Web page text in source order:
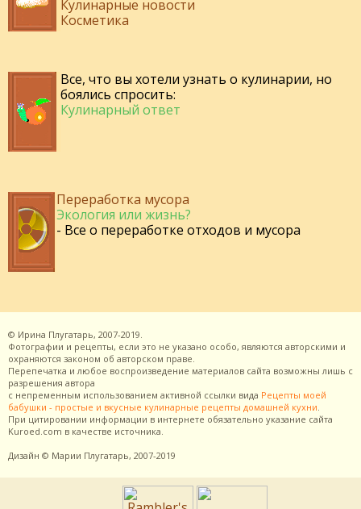
Кулинарные новости
Косметика
Все, что вы хотели узнать о кулинарии, но
боялись спросить:
Кулинарный ответ
Переработка мусора
Экология или жизнь?
- Все о переработке отходов и мусора
© Ирина Плугатарь, 2007-2019.
Фотографии и рецепты, если это не указано особо, являются авторскими и
охраняются законом об авторском праве.
Перепечатка и любое воспроизведение материалов сайта возможны лишь с
разрешения автора
с непременным использованием активной ссылки вида Рецепты моей
бабушки - простые и вкусные кулинарные рецепты домашней кухни.
При цитировании информации в интернете обязательно указание сайта
Kuroed.com в качестве источника.
Дизайн © Марии Плугатарь, 2007-2019